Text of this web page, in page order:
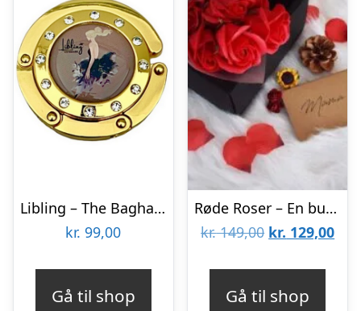
Libling – The Baghanger Taskeholder
kr. 99,00
Gå til shop
Røde Roser – En buket af sæberoser
kr.149,00 Den
kr. 129,00Den
Gå til shop